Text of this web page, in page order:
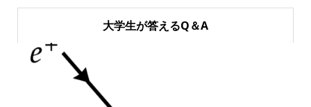
大学生が答えるQ＆A